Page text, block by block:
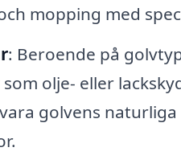
mopping med
: Beroende på
olje- eller
golvens